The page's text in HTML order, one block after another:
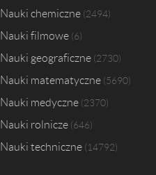
Nauki chemiczne 2494
Nauki filmowe 6
Nauki geograficzne 2730
Nauki matematyczne 5690
Nauki medyczne 2370
Nauki rolnicze 646
Nauki techniczne 14792